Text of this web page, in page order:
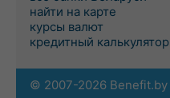
найти на карте
курсы валют
кредитный калькулятор
© 2007-2026 Benefit.by